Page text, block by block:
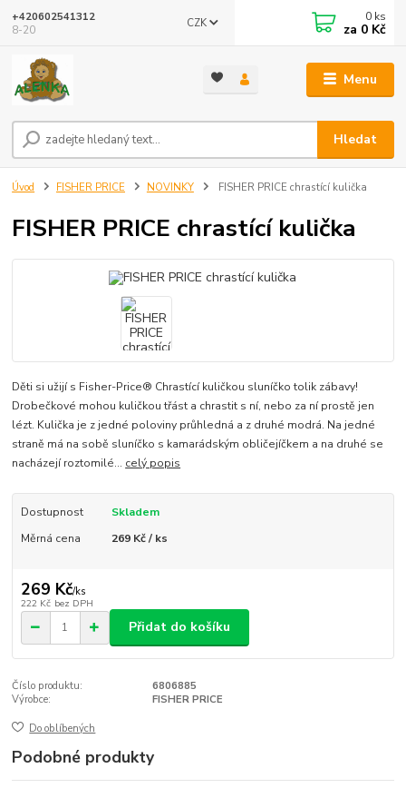
Menu
CZK
Hledat
+420602541312
8-20
0 ks
za 0 Kč
Úvod FISHER PRICE NOVINKY FISHER PRICE chrastící kulička
FISHER PRICE chrastící kulička
Děti si užijí s Fisher-Price® Chrastící kuličkou sluníčko tolik zábavy!
Drobečkové mohou kuličkou třást a chrastit s ní, nebo za ní prostě jen
lézt. Kulička je z jedné poloviny průhledná a z druhé modrá. Na jedné
straně má na sobě sluníčko s kamarádským obličejíčkem a na druhé se
nacházejí roztomilé... celý popis
Dostupnost
Skladem
Měrná cena
269 Kč / ks
269 Kč/ks
222 Kč bez DPH
Přidat do košíku
Číslo produktu:
6806885
Výrobce:
FISHER PRICE
Do oblíbených
Podobné produkty